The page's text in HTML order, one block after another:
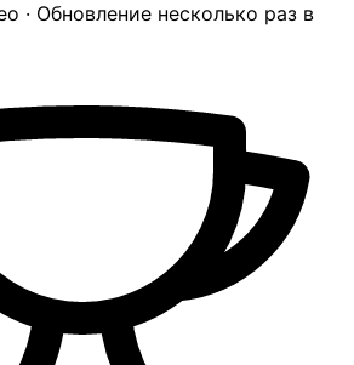
· Обновление несколько раз в